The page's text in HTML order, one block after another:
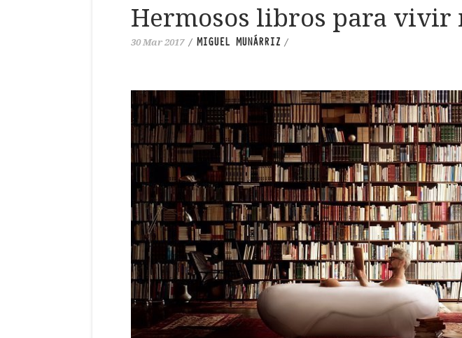
Hermosos libros para vivir
30 Mar 2017 / MIGUEL MUNÁRRIZ /